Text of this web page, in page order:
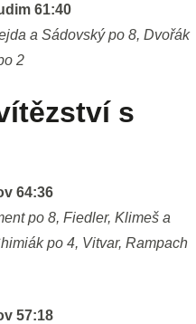
61:40
a Sádovský po 8, Dvořák
2
s
64:36
po 8, Fiedler, Klimeš a
po 4, Vitvar, Rampach
57:18